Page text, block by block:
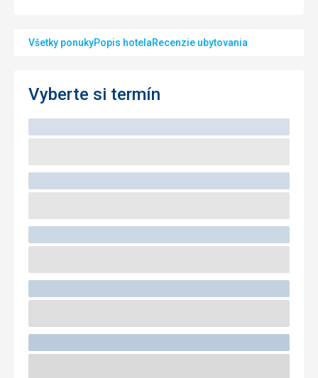
Všetky ponukyPopis hotelaRecenzie ubytovania
Vyberte si termín